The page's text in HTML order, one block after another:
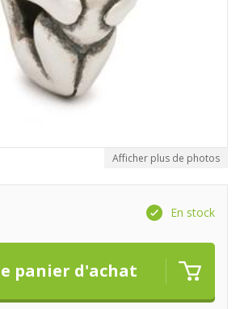
Afficher plus de photos
En stock